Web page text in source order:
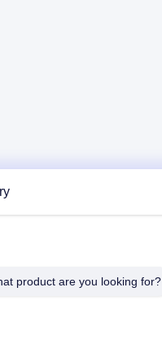
product are you looking for?